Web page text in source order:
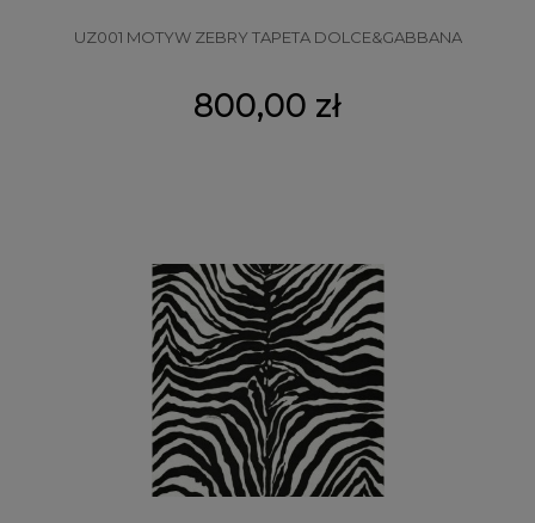
UZ001 MOTYW ZEBRY TAPETA DOLCE&GABBANA
800,00 zł